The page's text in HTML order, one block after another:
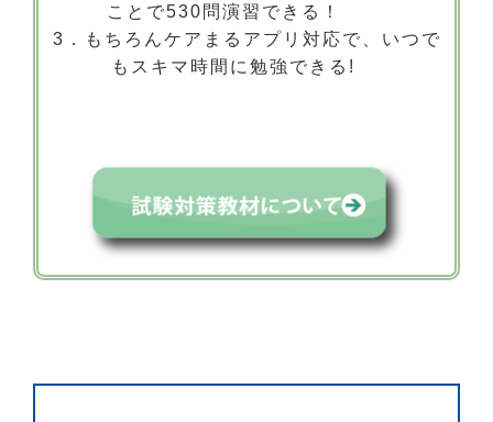
ことで530問演習できる！
3．もちろんケアまるアプリ対応で、いつで
もスキマ時間に勉強できる!